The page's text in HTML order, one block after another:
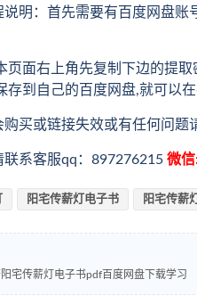
说明：首先需要有百度网盘
页面右上角先复制下边的提
存到自己的百度网盘,就可以
买或链接失效或有任何问题
系客服qq：897276215 微
阳宅传薪灯电子书 阳宅传薪
宅传薪灯电子书pdf百度网盘下载学习